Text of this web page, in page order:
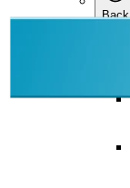
Back